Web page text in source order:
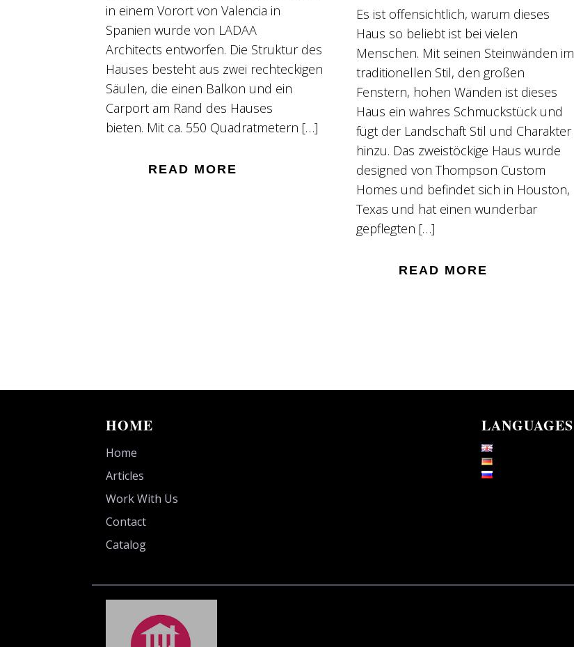
in einem Vorort von Valencia in
Spanien wurde von LADAA
Architects entworfen. Die Struktur des
Hauses besteht aus zwei rechteckigen
Säulen, die einen Balkon und ein
Carport am Rand des Hauses
bieten. Mit ca. 550 Quadratmetern […]
READ MORE
Es ist offensichtlich, warum dieses
Haus so beliebt ist bei vielen
Menschen. Mit seinen Steinwänden im
traditionellen Stil, den großen
Fenstern, hohen Wänden ist dieses
Haus ein wahres Schmuckstück und
fügt der Landschaft Stil und Charakter
hinzu. Das zweistöckige Haus wurde
designed von Thompson Custom
Homes und befindet sich in Houston,
Texas und hat einen wunderbar
gepflegten […]
READ MORE
HOME
Home
Articles
Work With Us
Contact
Catalog
LANGUAGES